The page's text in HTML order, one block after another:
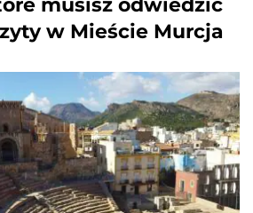
musisz odwiedzić
w Mieście Murcja